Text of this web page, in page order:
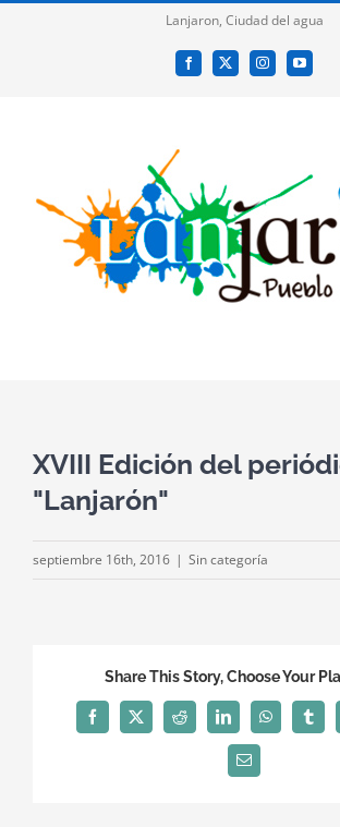
Lanjaron, Ciudad del agua
Facebook
X InstagramYouTube
XVIII Edición del
"Lanjarón"
septiembre 16th, 2016 | Sin categoría
Share This Story, Choose Your
Facebook
X Reddit LinkedInWhatsApp
Correo
electrónico